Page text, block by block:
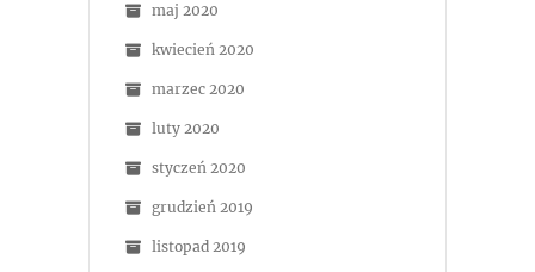
maj 2020
kwiecień 2020
marzec 2020
luty 2020
styczeń 2020
grudzień 2019
listopad 2019